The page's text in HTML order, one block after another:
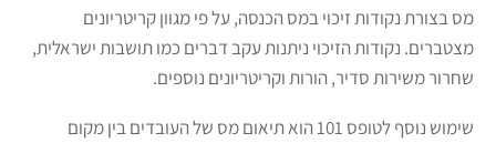
מס בצורת נקודות זיכוי במס הכנסה, על פי מגוון קריטריונים
מצטברים. נקודות הזיכוי ניתנות עקב דברים כמו תושבות ישראלית,
שחרור משירות סדיר, הורות וקריטריונים נוספים.
שימוש נוסף לטופס 101 הוא תיאום מס של העובדים בין מקום